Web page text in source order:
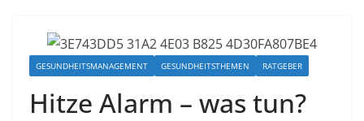
GESUNDHEITSMANAGEMENT GESUNDHEITSTHEMEN RATGEBER
Hitze Alarm – was tun?